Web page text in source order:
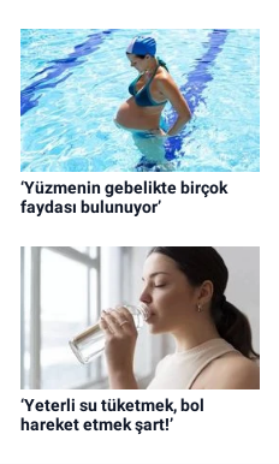
‘Yüzmenin gebelikte birçok
faydası bulunuyor’
‘Yeterli su tüketmek, bol
hareket etmek şart!’